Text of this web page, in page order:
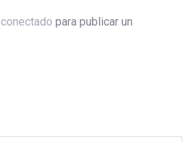
conectado para publicar un